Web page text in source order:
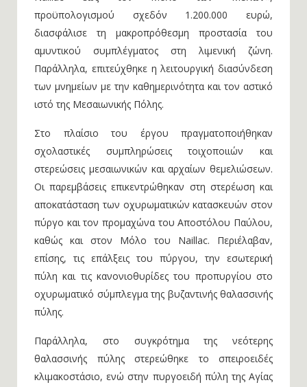
προϋπολογισμού σχεδόν 1.200.000 ευρώ,
διασφάλισε τη μακροπρόθεσμη προστασία του
αμυντικού συμπλέγματος στη λιμενική ζώνη.
Παράλληλα, επιτεύχθηκε η λειτουργική διασύνδεση
των μνημείων με την καθημερινότητα και τον αστικό
ιστό της Μεσαιωνικής Πόλης.
Στο πλαίσιο του έργου πραγματοποιήθηκαν
σχολαστικές συμπληρώσεις τοιχοποιιών και
στερεώσεις μεσαιωνικών και αρχαίων θεμελιώσεων.
Οι παρεμβάσεις επικεντρώθηκαν στη στερέωση και
αποκατάσταση των οχυρωματικών κατασκευών στον
πύργο και τον προμαχώνα του Αποστόλου Παύλου,
καθώς και στον Μόλο του Naillac. Περιέλαβαν,
επίσης, τις επάλξεις του πύργου, την εσωτερική
πύλη και τις κανονιοθυρίδες του προπυργίου στο
οχυρωματικό σύμπλεγμα της βυζαντινής θαλασσινής
πύλης.
Παράλληλα, στο συγκρότημα της νεότερης
θαλασσινής πύλης στερεώθηκε το σπειροειδές
κλιμακοστάσιο, ενώ στην πυργοειδή πύλη της Αγίας